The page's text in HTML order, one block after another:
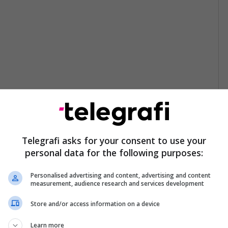
Telegrafi asks for your consent to use your
personal data for the following purposes:
Personalised advertising and content, advertising and content
measurement, audience research and services development
Store and/or access information on a device
Learn more